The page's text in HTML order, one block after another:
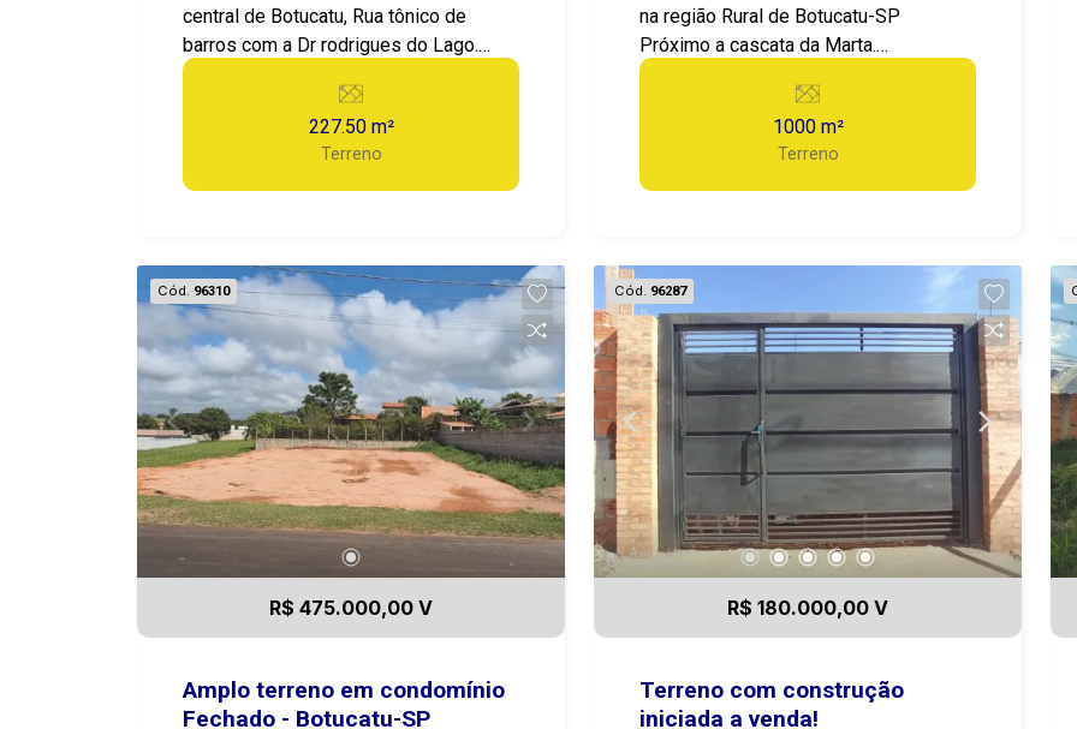
central de Botucatu, Rua tônico de
barros com a Dr rodrigues do Lago.
10m de frente com 22,75m de fundo
227.50 m²
Terreno
na região Rural de Botucatu-SP
Próximo a cascata da Marta.
Localização: Chácara de Recreio Jardim
Excelente terreno localizado em
tranquila, perfeita para quem busca
conforto e qualidade de vida! O terreno
tem boa topografia, ideal para vc fazer
sua chácara para lazer ou moradia! A
poucos minutos da regiao central de
Botucatu-SP. Entre em contato agora
mesmo e agende sua visita! 14 99721-
9484
1000 m²
Terreno
Cód. 96310
R$ 475.000,00 V
Amplo terreno em condomínio
Fechado - Botucatu-SP
Cód. 96287
R$ 180.000,00 V
Terreno com construção
iniciada a venda!